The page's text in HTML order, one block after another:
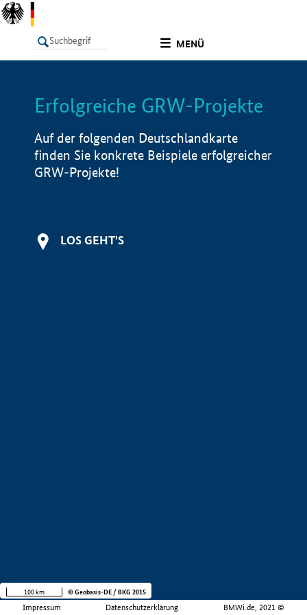
MENÜ
LISTE Info
Erfolgreiche GRW-Projekte
Auf der folgenden Deutschlandkarte
finden Sie konkrete Beispiele erfolgreicher
GRW-Projekte!
LOS GEHT'S
Impressum Datenschutzerklärung BMWi.de, 2021 ©
100 km © Geobasis-DE / BKG 2015